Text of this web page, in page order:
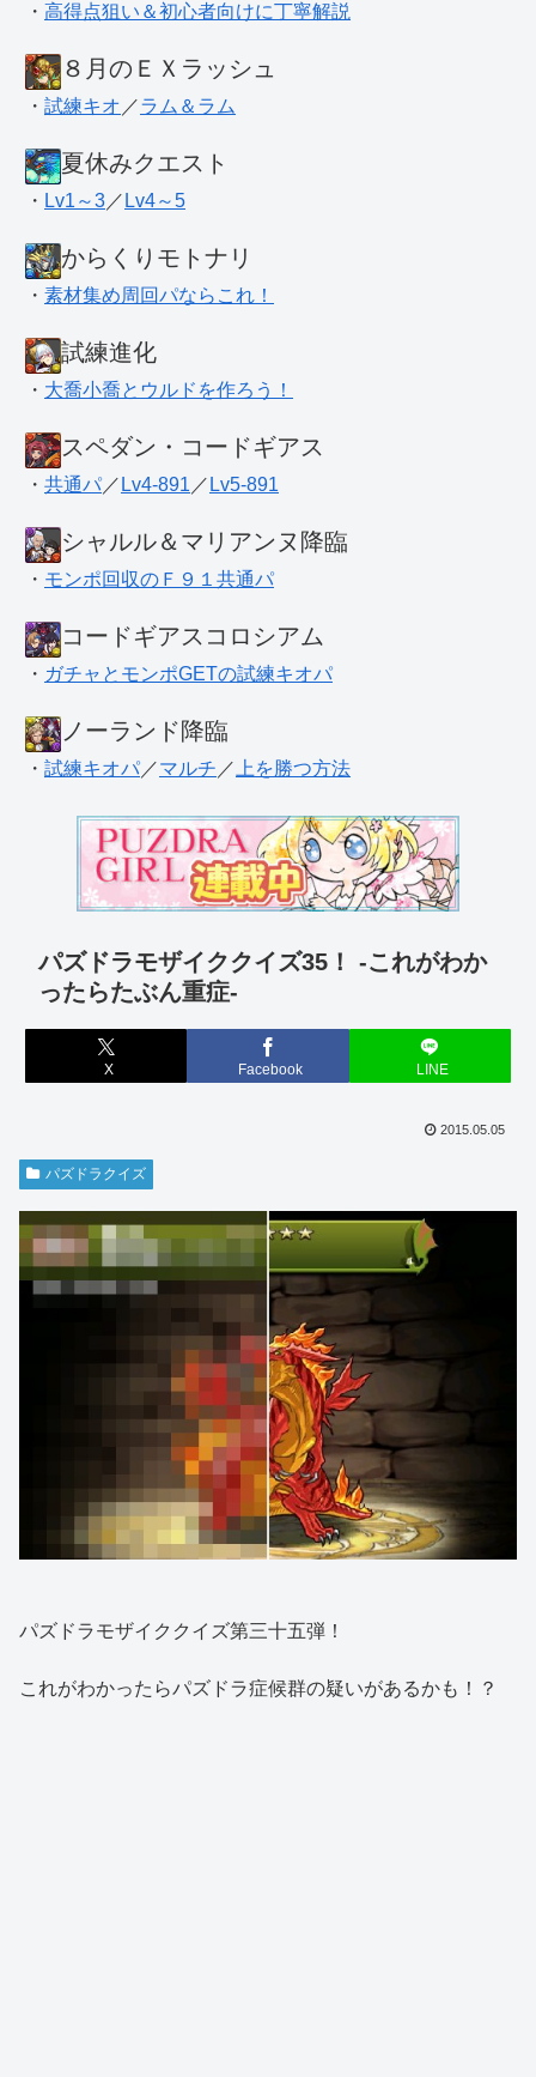
・ 高得点狙い＆初心者向けに丁寧解説
８月のＥＸラッシュ
・ 試練キオ ／ラム＆ラム
夏休みクエスト
・ Lv1～3 ／ Lv4～5
からくりモトナリ
・ 素材集め周回パならこれ！
試練進化
・ 大喬小喬とウルドを作ろう！
スペダン・コードギアス
・ 共通パ ／ Lv4-891 ／ Lv5-891
シャルル＆マリアンヌ降臨
・ モンポ回収のＦ９１共通パ
コードギアスコロシアム
・ ガチャとモンポGETの試練キオパ
ノーランド降臨
・ 試練キオパ ／マルチ ／ 上を勝つ方法
パズドラモザイククイズ35！ -これがわか
ったらたぶん重症-
X Facebook LINE
2015.05.05
パズドラクイズ
パズドラモザイククイズ第三十五弾！
これがわかったらパズドラ症候群の疑いがあるかも！？